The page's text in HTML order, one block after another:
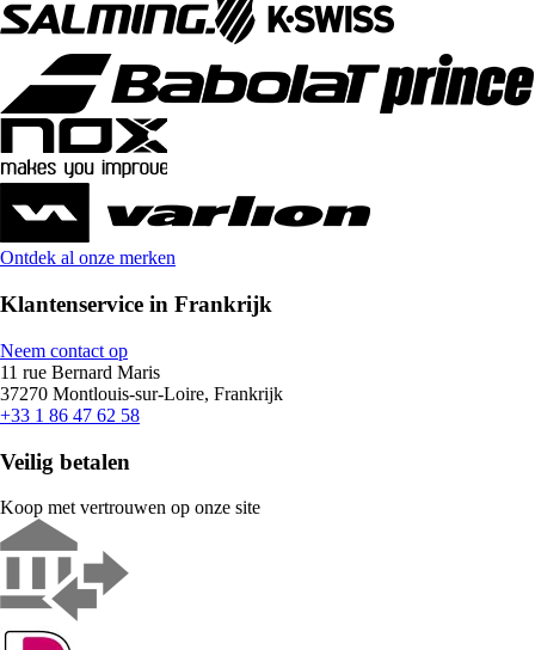
Ontdek al onze merken
Klantenservice in Frankrijk
Neem contact op
11 rue Bernard Maris
37270 Montlouis-sur-Loire, Frankrijk
+33 1 86 47 62 58
Veilig betalen
Koop met vertrouwen op onze site